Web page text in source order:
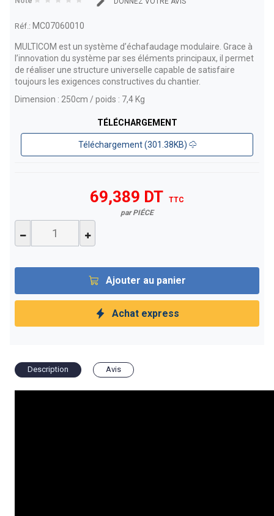
Réf.: MC07060010
MULTICOM est un système d’échafaudage modulaire. Grace à
l’innovation du système par ses éléments principaux, il permet
de réaliser une structure universelle capable de satisfaire
toujours les exigences constructives du chantier.
Dimension : 250cm / poids : 7,4 Kg
TÉLÉCHARGEMENT
Téléchargement (301.38KB)
69,389 DT
TTC
par PIÉCE
Ajouter au panier
Achat express
Description Avis